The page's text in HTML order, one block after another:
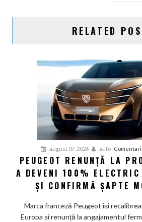
RELATED
august 07, 2026 auto
PEUGEOT RENUNȚĂ LA
A DEVENI 100%
ȘI CONFIRMĂ ȘAPTE
Marca franceză Peugeot își
Europa și renunță la angajamentul